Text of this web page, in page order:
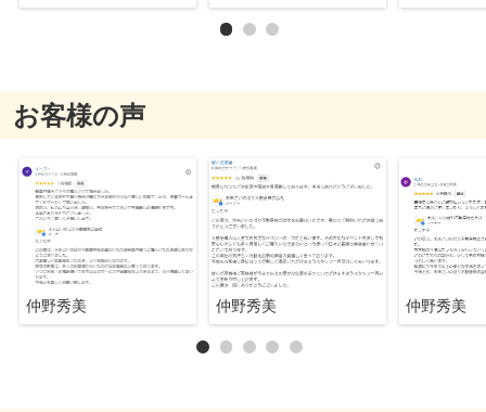
お客様の声
仲野秀美 仲野秀美 仲野秀美